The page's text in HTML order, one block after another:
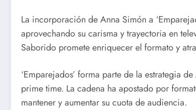
La incorporación de Anna Simón a
aprovechando su carisma y trayectoria en
Saborido promete enriquecer el formato y
‘Emparejados’ forma parte de la estrategia
prime time. La cadena ha apostado por
mantener y aumentar su cuota de audiencia.